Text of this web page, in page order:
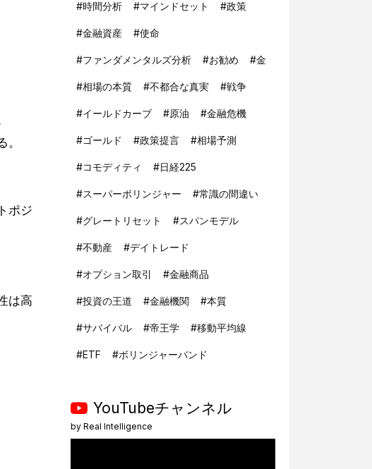
ポジ
は高
#時間分析 #マインドセット #政策
#金融資産 #使命
#ファンダメンタルズ分析 #お勧め #金
#相場の本質 #不都合な真実 #戦争
#イールドカーブ #原油 #金融危機
#ゴールド #政策提言 #相場予測
#コモディティ #日経225
#スーパーボリンジャー #常識の間違い
#グレートリセット #スパンモデル
#不動産 #デイトレード
#オプション取引 #金融商品
#投資の王道 #金融機関 #本質
#サバイバル #帝王学 #移動平均線
#ETF #ボリンジャーバンド
YouTubeチャンネル
by Real Intelligence